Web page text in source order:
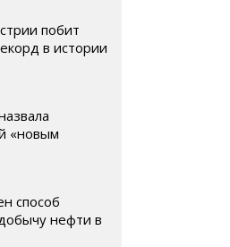
побит
в истории
«новым
способ
нефти в